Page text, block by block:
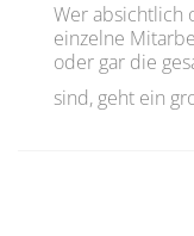
Wer absichtlich
einzelne
oder gar die
sind, geht ein